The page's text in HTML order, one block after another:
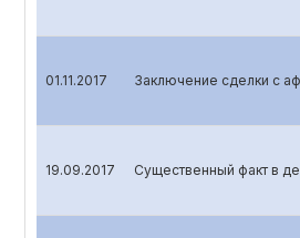
01.11.2017 Заключение сделки с
19.09.2017 Существенный факт в